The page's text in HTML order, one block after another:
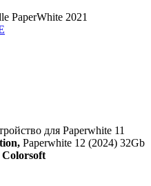
PaperWhite 2021
для Paperwhite 11
Paperwhite 12 (2024) 32Gb
Colorsoft